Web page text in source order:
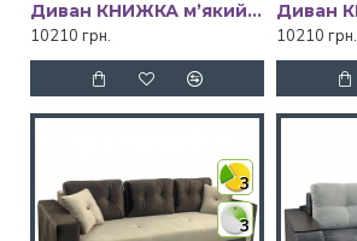
Диван КНИЖКА мʼякий бік аляска 97/аляска 08 Київський Стандарт
10210 грн.
10210 грн.
3
3